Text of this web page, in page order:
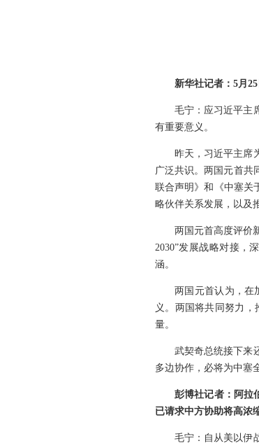
新华社记者：5月
毛宁：应习近平主
有重要意义。
昨天，习近平主席
广泛共识。两国元首共
联合声明》和《中塞关
略伙伴关系发展，以及
两国元首高度评价
2030”发展战略对接，
涵。
两国元首认为，在
义。两国将共同努力
量。
武契奇总统接下来
多边协作，必将为中塞
彭博社记者：阿拉
已请求中方协助将高浓
毛宁：自从美以伊